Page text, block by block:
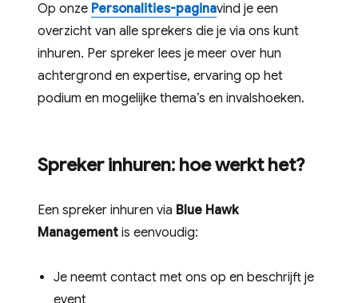
Op onze Personalities-paginavind je een
overzicht van alle sprekers die je via ons kunt
inhuren. Per spreker lees je meer over hun
achtergrond en expertise,ervaring op het
podium enmogelijke thema’s en invalshoeken.
Spreker inhuren: hoe werkt het?
Een spreker inhuren via Blue Hawk
Management is eenvoudig:
Je neemt contact met ons op en beschrijft je
event